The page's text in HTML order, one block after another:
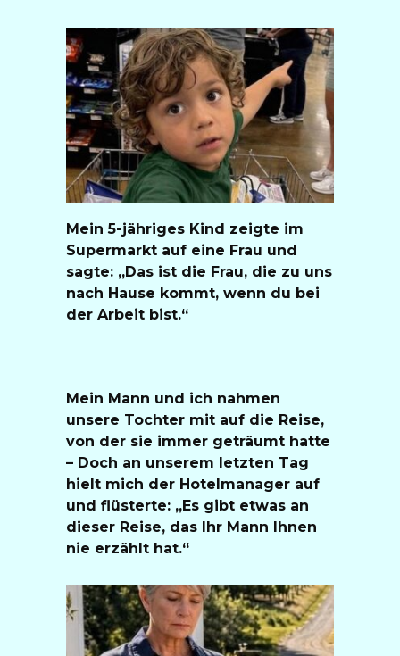
Mein 5-jähriges Kind zeigte im
Supermarkt auf eine Frau und
sagte: „Das ist die Frau, die zu uns
nach Hause kommt, wenn du bei
der Arbeit bist.“
Mein Mann und ich nahmen
unsere Tochter mit auf die Reise,
von der sie immer geträumt hatte
– Doch an unserem letzten Tag
hielt mich der Hotelmanager auf
und flüsterte: „Es gibt etwas an
dieser Reise, das Ihr Mann Ihnen
nie erzählt hat.“